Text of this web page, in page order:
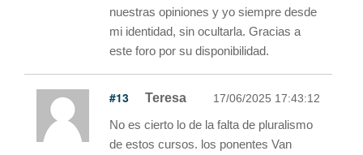
nuestras opiniones y yo siempre desde
mi identidad, sin ocultarla. Gracias a
este foro por su disponibilidad.
#13 Teresa 17/06/2025 17:43:12
No es cierto lo de la falta de pluralismo
de estos cursos. los ponentes Van